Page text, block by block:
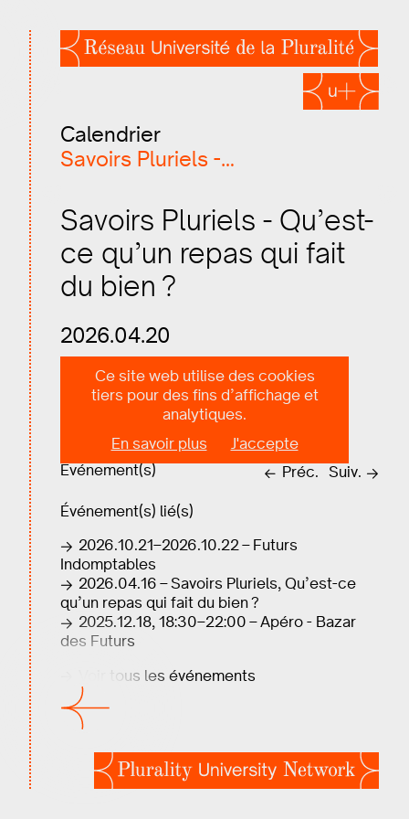
Calendrier
Savoirs Pluriels -…
Savoirs Pluriels - Qu’est-
ce qu’un repas qui fait
du bien ?
2026.04.20
Événement(s) Préc. Suiv.
Événement(s) lié(s)
2026.10.21–2026.10.22 – Futurs
Indomptables
2026.04.16 – Savoirs Pluriels, Qu’est-ce
qu’un repas qui fait du bien ?
2025.12.18, 18:30–22:00 – Apéro - Bazar
des Futurs
Voir tous les événements
Ce site web utilise des cookies
tiers pour des fins d’affichage et
analytiques.
En savoir plus
J'accepte